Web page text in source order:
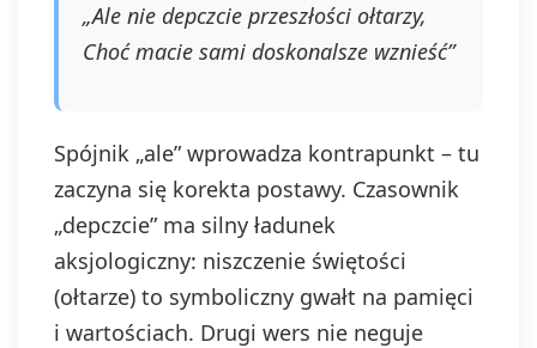
„Ale nie depczcie przeszłości ołtarzy,
Choć macie sami doskonalsze wznieść”
Spójnik „ale” wprowadza kontrapunkt – tu
zaczyna się korekta postawy. Czasownik
„depczcie” ma silny ładunek
aksjologiczny: niszczenie świętości
(ołtarze) to symboliczny gwałt na pamięci
i wartościach. Drugi wers nie neguje